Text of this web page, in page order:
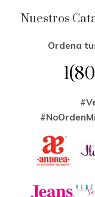
Nuestros
Ordena